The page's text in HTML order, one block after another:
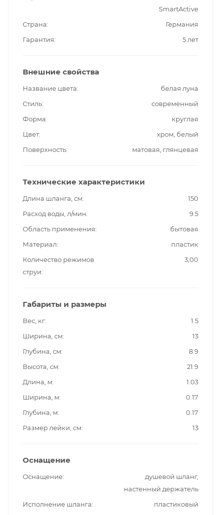
SmartActive
Страна
Германия
Гарантия
5 лет
Внешние свойства
Название цвета
белая луна
Стиль
современный
Форма
круглая
Цвет
хром, белый
Поверхность
матовая, глянцевая
Технические характеристики
Длина шланга, см
150
Расход воды, л/мин
9.5
Область применения
бытовая
Материал
пластик
Количество режимов
струи
3,00
Габариты и размеры
Вес, кг
1.5
Ширина, см
13
Глубина, см
8.9
Высота, см
21.9
Длина, м
1.03
Ширина, м
0.17
Глубина, м
0.17
Размер лейки, см
13
Оснащение
Оснащение
душевой шланг,
настенный держатель
Исполнение шланга
пластиковый